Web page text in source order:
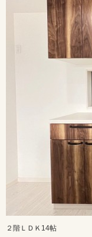
２階ＬＤＫ14帖